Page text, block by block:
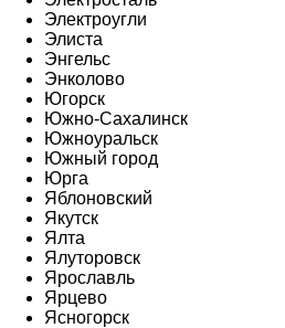
Электроугли
Элиста
Энгельс
Энколово
Югорск
Южно-Сахалинск
Южноуральск
Южный город
Юрга
Яблоновский
Якутск
Ялта
Ялуторовск
Ярославль
Ярцево
Ясногорск